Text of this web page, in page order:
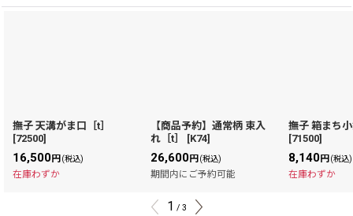
撫子 天溝がま口［t］
[72500]
16,500円(税込)
在庫わずか
【商品予約】通常柄 束入
れ［t］
[K74]
26,600円(税込)
期間内にご予約可能
撫子 箱まち
[71500]
8,140円(税込)
在庫わずか
1 / 3